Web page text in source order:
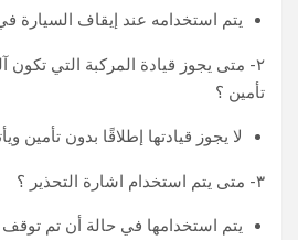
يتم استخدامه عند إيقاف السيارة
٢- متى يجوز قيادة المركبة التي
تأمين ؟
لا يجوز قيادتها إطلاقًا بدون تأمين
٣- متى يتم استخدام اشارة التحذير ؟
يتم استخدامها في حالة أن تم توقف